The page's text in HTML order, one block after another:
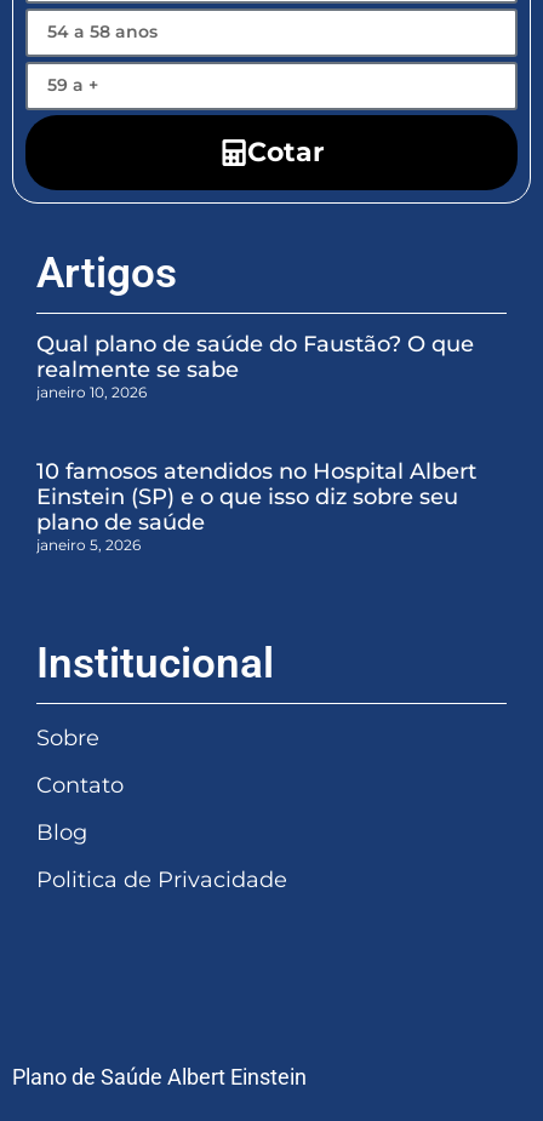
Cotar
Artigos
Qual plano de saúde do Faustão? O que
realmente se sabe
janeiro 10, 2026
10 famosos atendidos no Hospital Albert
Einstein (SP) e o que isso diz sobre seu
plano de saúde
janeiro 5, 2026
Institucional
Sobre
Contato
Blog
Politica de Privacidade
Plano de Saúde Albert Einstein